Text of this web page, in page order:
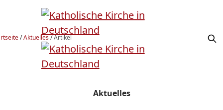
/Aktuelles/Artikel
Aktuelles